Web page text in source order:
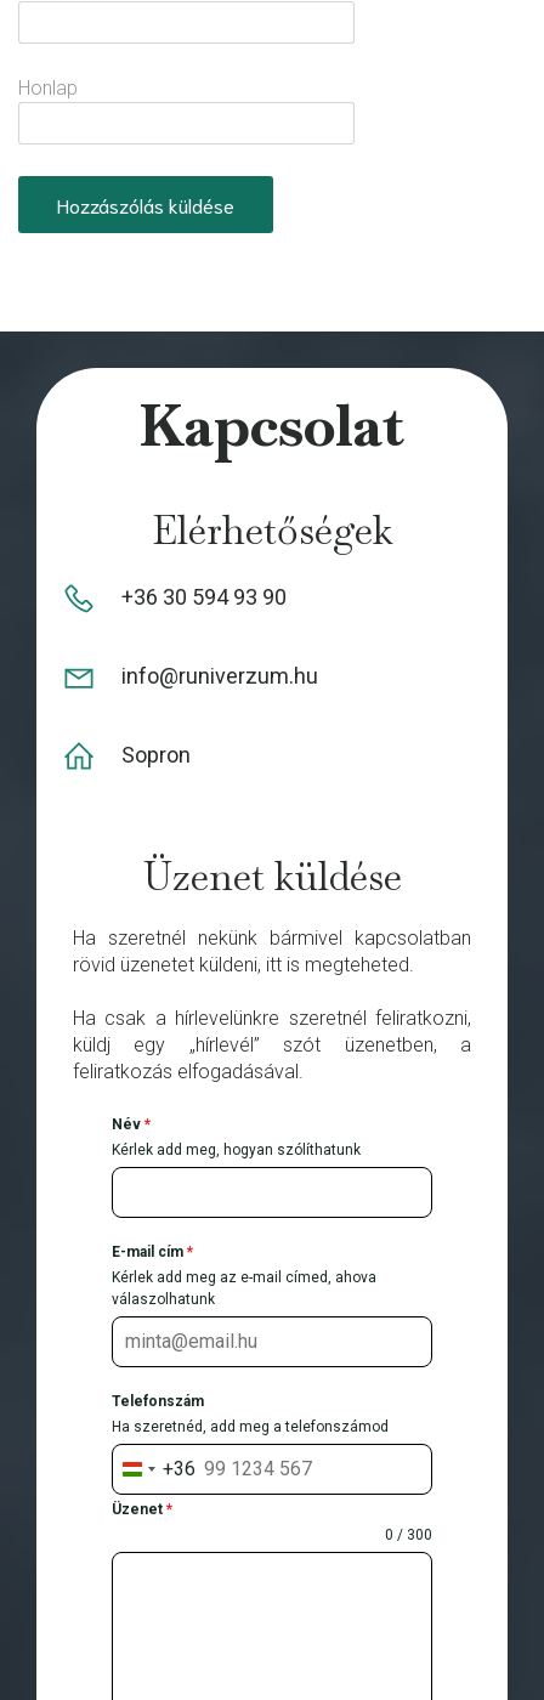
Honlap
Kapcsolat
Elérhetőségek
+36 30 594 93 90
info@runiverzum.hu
Sopron
Üzenet küldése
Ha szeretnél nekünk bármivel kapcsolatban
rövid üzenetet küldeni, itt is megteheted.
Ha csak a hírlevelünkre szeretnél feliratkozni,
küldj egy „hírlevél” szót üzenetben, a
feliratkozás elfogadásával.
Név *
Kérlek add meg, hogyan szólíthatunk
E-mail cím *
Kérlek add meg az e-mail címed, ahova
válaszolhatunk
Telefonszám
Ha szeretnéd, add meg a telefonszámod
H
u
g
+36
Üzenet *
0 / 300